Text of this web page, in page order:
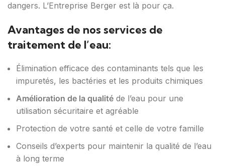
dangers. L’Entreprise Berger est là pour ça.
Avantages de nos services de
traitement de l’eau:
Élimination efficace des contaminants tels que les
impuretés, les bactéries et les produits chimiques
Amélioration de la qualité de l’eau pour une
utilisation sécuritaire et agréable
Protection de votre santé et celle de votre famille
Conseils d’experts pour maintenir la qualité de l’eau
à long terme